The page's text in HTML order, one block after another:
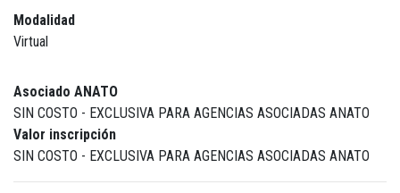
Modalidad
Virtual
Asociado ANATO
SIN COSTO - EXCLUSIVA PARA AGENCIAS ASOCIADAS ANATO
Valor inscripción
SIN COSTO - EXCLUSIVA PARA AGENCIAS ASOCIADAS ANATO